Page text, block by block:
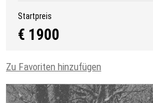
Startpreis
€ 1900
Zu Favoriten hinzufügen